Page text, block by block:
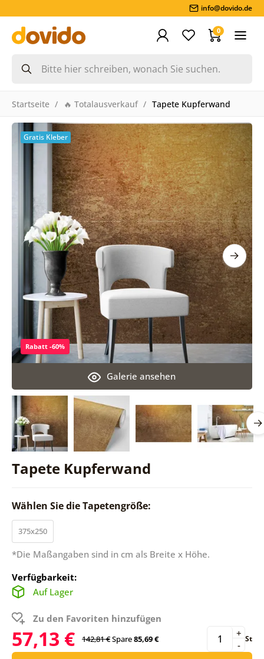
info@dovido.de
0
Startseite 🔥 Totalausverkauf Tapete Kupferwand
Tapete Kupferwand
Galerie ansehen
Rabatt -60%
Gratis Kleber
Wählen Sie die Tapetengröße:
375x250
*Die Maßangaben sind in cm als Breite x Höhe.
Verfügbarkeit:
Auf Lager
Zu den Favoriten hinzufügen
57,13 € 142,81 €Spare85,69 € -
+ St